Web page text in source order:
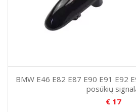
BMW E46 E82 E87 E90 E91 E92
posūkių
€17